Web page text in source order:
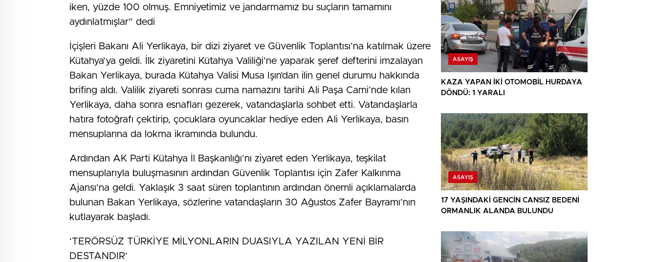
iken, yüzde 100 olmuş. Emniyetimiz ve jandarmamız bu suçların tamamını
aydınlatmışlar” dedi
İçişleri Bakanı Ali Yerlikaya, bir dizi ziyaret ve Güvenlik Toplantısı’na katılmak üzere
Kütahya’ya geldi. İlk ziyaretini Kütahya Valiliği’ne yaparak şeref defterini imzalayan
Bakan Yerlikaya, burada Kütahya Valisi Musa Işın’dan ilin genel durumu hakkında
brifing aldı. Valilik ziyareti sonrası cuma namazını tarihi Ali Paşa Cami’nde kılan
Yerlikaya, daha sonra esnafları gezerek, vatandaşlarla sohbet etti. Vatandaşlarla
hatıra fotoğrafı çektirip, çocuklara oyuncaklar hediye eden Ali Yerlikaya, basın
mensuplarına da lokma ikramında bulundu.
Ardından AK Parti Kütahya İl Başkanlığı’nı ziyaret eden Yerlikaya, teşkilat
mensuplarıyla buluşmasının ardından Güvenlik Toplantısı için Zafer Kalkınma
Ajansı’na geldi. Yaklaşık 3 saat süren toplantının ardından önemli açıklamalarda
bulunan Bakan Yerlikaya, sözlerine vatandaşların 30 Ağustos Zafer Bayramı’nın
kutlayarak başladı.
‘TERÖRSÜZ TÜRKİYE MİLYONLARIN DUASIYLA YAZILAN YENİ BİR
DESTANDIR’
ASAYIŞ
KAZA YAPAN İKİ OTOMOBİL HURDAYA
DÖNDÜ: 1 YARALI
ASAYIŞ
17 YAŞINDAKİ GENCİN CANSIZ BEDENİ
ORMANLIK ALANDA BULUNDU